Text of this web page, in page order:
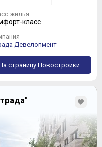
жилья
класс
Девелопмент
страницу Новостройки